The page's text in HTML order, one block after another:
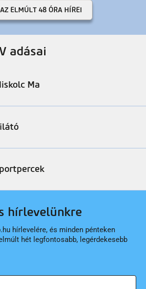
AZ ELMÚLT 48 ÓRA HÍREI
adásai
Ma
hírlevelünkre
hírlevelére, és minden pénteken
hét legfontosabb, legérdekesebb